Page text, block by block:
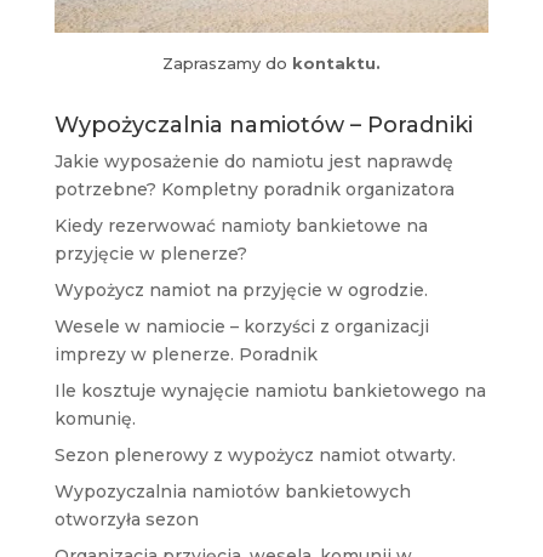
Zapraszamy do kontaktu.
Wypożyczalnia namiotów – Poradniki
Jakie wyposażenie do namiotu jest naprawdę
potrzebne? Kompletny poradnik organizatora
Kiedy rezerwować namioty bankietowe na
przyjęcie w plenerze?
Wypożycz namiot na przyjęcie w ogrodzie.
Wesele w namiocie – korzyści z organizacji
imprezy w plenerze. Poradnik
Ile kosztuje wynajęcie namiotu bankietowego na
komunię.
Sezon plenerowy z wypożycz namiot otwarty.
Wypozyczalnia namiotów bankietowych
otworzyła sezon